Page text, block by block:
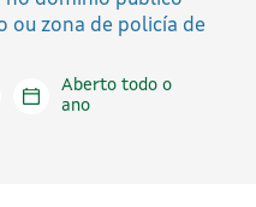
ou zona de policía de
en liña
presencial
Aberto todo o
ano